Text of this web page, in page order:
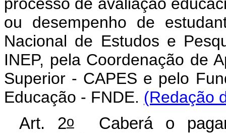
processo de avaliação
ou desempenho de
Nacional de Estudos e
INEP, pela Coordenação de
Superior - CAPES e pelo
Educação - FNDE. (Redação
Art. 2oCaberá o